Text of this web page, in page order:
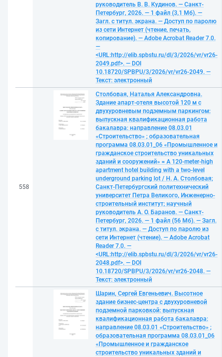
руководитель В. В. Кудинов. — Санкт-
Петербург, 2026. — 1 файл (3,1 Мб). —
Загл. с титул. экрана. — Доступ по паролю
из сети Интернет (чтение, печать,
копирование). — Adobe Acrobat Reader 7.0.
—
<URL:http://elib.spbstu.ru/dl/3/2026/vr/vr26-
2049.pdf>. — DOI
10.18720/SPBPU/3/2026/vr/vr26-2049. —
Текст: электронный
558
Столбовая, Наталья Александровна.
Здание апарт-отеля высотой 120 м с
двухуровневым подземным паркингом:
выпускная квалификационная работа
бакалавра: направление 08.03.01
«Строительство» ; образовательная
программа 08.03.01_06 «Промышленное и
гражданское строительство уникальных
зданий и сооружений» = A 120-meter-high
apartment hotel building with a two-level
underground parking lot / Н. А. Столбовая;
Санкт-Петербургский политехнический
университет Петра Великого, Инженерно-
строительный институт; научный
руководитель А. О. Баранов. — Санкт-
Петербург, 2026. — 1 файл (56 Мб). — Загл.
с титул. экрана. — Доступ по паролю из
сети Интернет (чтение). — Adobe Acrobat
Reader 7.0. —
<URL:http://elib.spbstu.ru/dl/3/2026/vr/vr26-
2048.pdf>. — DOI
10.18720/SPBPU/3/2026/vr/vr26-2048. —
Текст: электронный
Шарин, Сергей Евгеньевич. Высотное
здание бизнес-центра с двухуровневой
подземной парковкой: выпускная
квалификационная работа бакалавра:
направление 08.03.01 «Строительство» ;
образовательная программа 08.03.01_06
«Промышленное и гражданское
строительство уникальных зданий и